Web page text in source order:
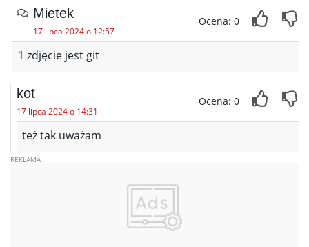
Mietek
17 lipca 2024 o 12:57
Ocena: 0
1 zdjęcie jest git
kot
17 lipca 2024 o 14:31
Ocena: 0
też tak uważam